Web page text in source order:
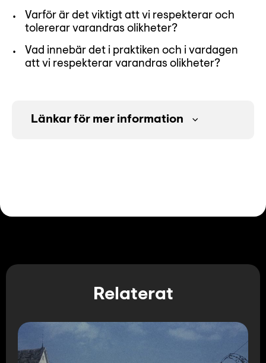
Varför är det viktigt att vi respekterar och
tolererar varandras olikheter?
Vad innebär det i praktiken och i vardagen
att vi respekterar varandras olikheter?
Länkar för mer information
Relaterat